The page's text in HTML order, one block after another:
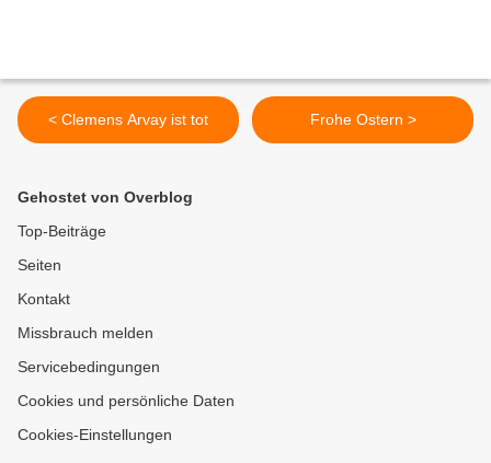
< Clemens Arvay ist tot Frohe Ostern >
Gehostet von Overblog
Top-Beiträge
Seiten
Kontakt
Missbrauch melden
Servicebedingungen
Cookies und persönliche Daten
Cookies-Einstellungen